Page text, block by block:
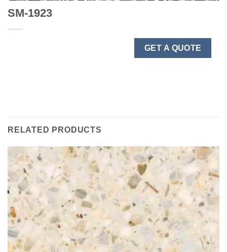
SM-1923
GET A QUOTE
RELATED PRODUCTS